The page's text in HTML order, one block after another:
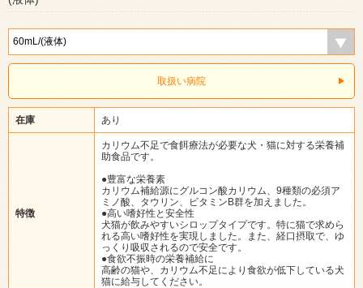
取扱い病院
在庫 あり
特徴
カリウム不足で食餌療法が必要な犬・猫に対する栄養補
助食品です。
●豊富な栄養素
カリウム補給源にグルコン酸カリウム、9種類の必須ア
ミノ酸、タウリン、ビタミンB群を加えました。
●高い嗜好性と安全性
犬猫が飲みやすいシロップタイプです。特に猫で求めら
れる高い嗜好性を実現しました。また、経口摂取で、ゆ
っくり吸収されるので安全です。
●食欲不振時の栄養補給に
高齢の猫や、カリウム不足により食欲が低下している犬
猫に給与してください。